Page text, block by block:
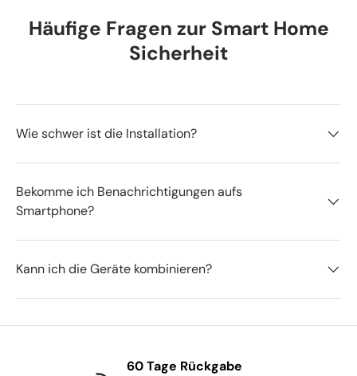
Häufige Fragen zur Smart Home
Sicherheit
Wie schwer ist die Installation?
Bekomme ich Benachrichtigungen aufs
Smartphone?
Kann ich die Geräte kombinieren?
60 Tage Rückgabe